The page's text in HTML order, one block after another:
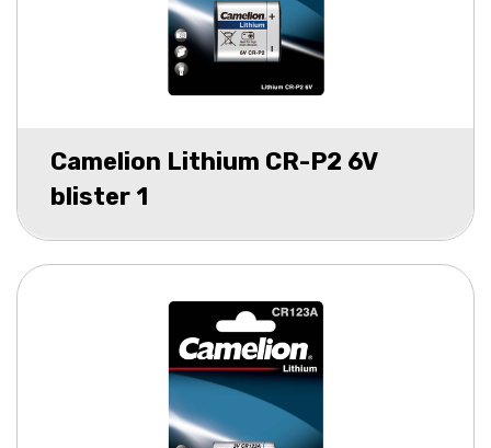
Camelion Lithium CR-P2 6V
blister 1